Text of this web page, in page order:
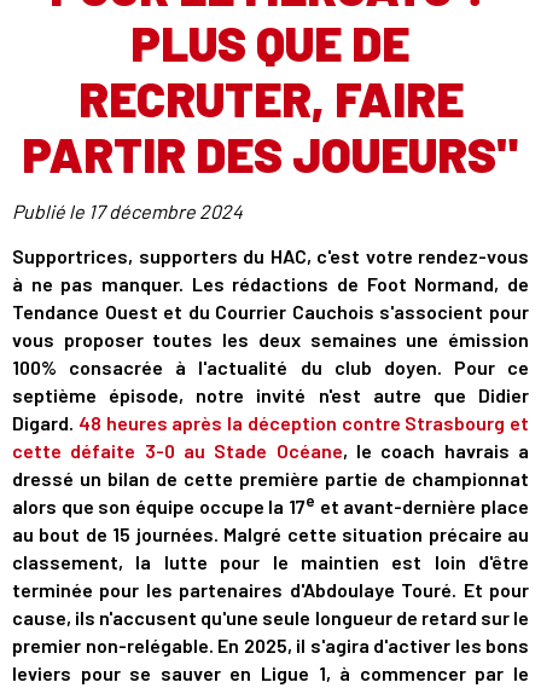
PLUS QUE DE
RECRUTER, FAIRE
PARTIR DES JOUEURS"
Publié le 17 décembre 2024
Supportrices, supporters du HAC, c'est votre rendez-vous
à ne pas manquer. Les rédactions de Foot Normand, de
Tendance Ouest et du Courrier Cauchois s'associent pour
vous proposer toutes les deux semaines une émission
100% consacrée à l'actualité du club doyen. Pour ce
septième épisode, notre invité n'est autre que Didier
Digard. 48 heures après la déception contre Strasbourg et
cette défaite 3-0 au Stade Océane, le coach havrais a
dressé un bilan de cette première partie de championnat
alors que son équipe occupe la 17e et avant-dernière place
au bout de 15 journées. Malgré cette situation précaire au
classement, la lutte pour le maintien est loin d'être
terminée pour les partenaires d'Abdoulaye Touré. Et pour
cause, ils n'accusent qu'une seule longueur de retard sur le
premier non-relégable. En 2025, il s'agira d'activer les bons
leviers pour se sauver en Ligue 1, à commencer par le